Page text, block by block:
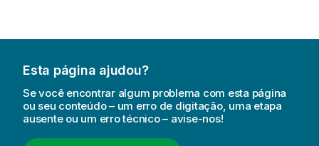
Esta página ajudou?
Se você encontrar algum problema com esta página
ou seu conteúdo – um erro de digitação, uma etapa
ausente ou um erro técnico – avise-nos!